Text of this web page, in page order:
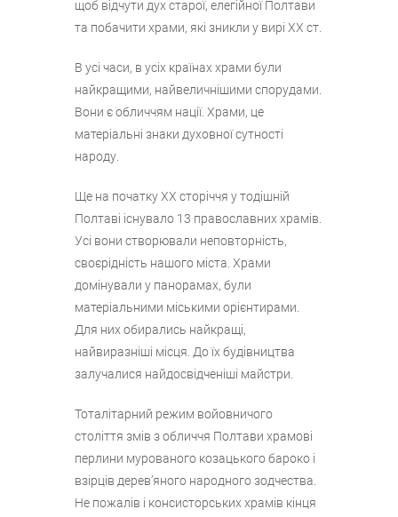
щоб відчути дух старої, елегійної Полтави
та побачити храми, які зникли у вирі ХХ ст.
В усі часи, в усіх країнах храми були
найкращими, найвеличнішими спорудами.
Вони є обличчям нації. Храми, це
матеріальні знаки духовної сутності
народу.
Ще на початку ХХ сторіччя у тодішній
Полтаві існувало 13 православних храмів.
Усі вони створювали неповторність,
своєрідність нашого міста. Храми
домінували у панорамах, були
матеріальними міськими орієнтирами.
Для них обирались найкращі,
найвиразніші місця. До їх будівництва
залучалися найдосвідченіші майстри.
Тоталітарний режим войовничого
століття змів з обличчя Полтави храмові
перлини мурованого козацького бароко і
взірців дерев’яного народного зодчества.
Не пожалів і консисторських храмів кінця